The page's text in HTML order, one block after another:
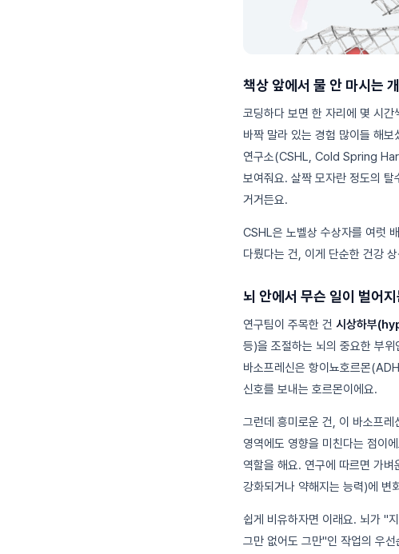
책상 앞에서 물 안 마시는
코딩하다 보면 한 자리에 몇 시
바짝 말라 있는 경험 많이들 해
연구소(CSHL, Cold Spring
보여줘요. 살짝 모자란 정도의
거거든요.
CSHL은 노벨상 수상자를 여럿
다뤘다는 건, 이게 단순한 건강
뇌 안에서 무슨 일이 벌어
연구팀이 주목한 건 시상하부
등)을 조절하는 뇌의 중요한 부
바소프레신은 항이뇨호르몬
신호를 보내는 호르몬이에요.
그런데 흥미로운 건, 이 바소프
영역에도 영향을 미친다는 점이
역할을 해요. 연구에 따르면 가
강화되거나 약해지는 능력)에 변
쉽게 비유하자면 이래요. 뇌가 "
그만 없어도 그만"인 작업의 우